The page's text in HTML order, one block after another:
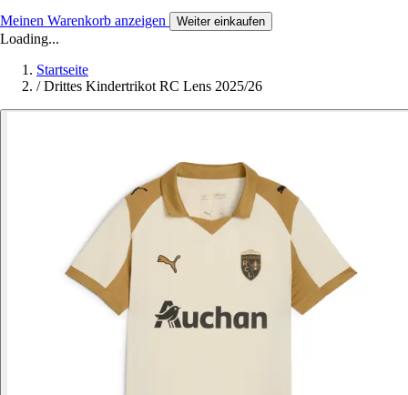
Meinen Warenkorb anzeigen Weiter einkaufen
Loading...
Startseite
/ Drittes Kindertrikot RC Lens 2025/26